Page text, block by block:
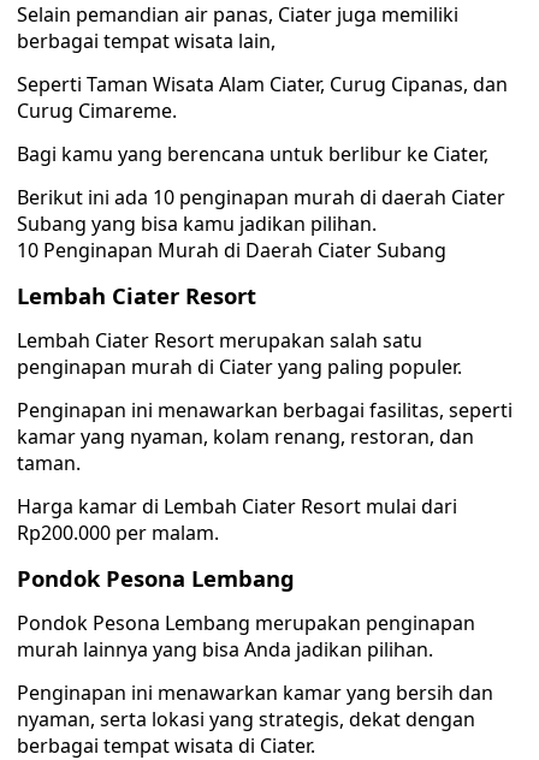
Selain pemandian air panas, Ciater juga memiliki
berbagai tempat wisata lain,
Seperti Taman Wisata Alam Ciater, Curug Cipanas, dan
Curug Cimareme.
Bagi kamu yang berencana untuk berlibur ke Ciater,
Berikut ini ada 10 penginapan murah di daerah Ciater
Subang yang bisa kamu jadikan pilihan.
10 Penginapan Murah di Daerah Ciater Subang
Lembah Ciater Resort
Lembah Ciater Resort merupakan salah satu
penginapan murah di Ciater yang paling populer.
Penginapan ini menawarkan berbagai fasilitas, seperti
kamar yang nyaman, kolam renang, restoran, dan
taman.
Harga kamar di Lembah Ciater Resort mulai dari
Rp200.000 per malam.
Pondok Pesona Lembang
Pondok Pesona Lembang merupakan penginapan
murah lainnya yang bisa Anda jadikan pilihan.
Penginapan ini menawarkan kamar yang bersih dan
nyaman, serta lokasi yang strategis, dekat dengan
berbagai tempat wisata di Ciater.